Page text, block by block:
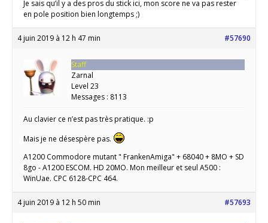
Je sais qu’il y a des pros du stick ici, mon score ne va pas rester
en pole position bien longtemps ;)
4 juin 2019 à 12 h 47 min #57690
Staff
Zarnal
Level 23
Messages : 8113
Au clavier ce n’est pas très pratique. :p
Mais je ne désespère pas.
A1200 Commodore mutant " FrankenAmiga" + 68040 + 8MO + SD
8go - A1200 ESCOM. HD 20MO. Mon meilleur et seul A500 :
WinUae. CPC 6128-CPC 464.
4 juin 2019 à 12 h 50 min #57693